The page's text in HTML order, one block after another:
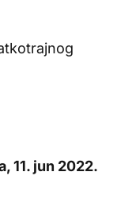
11. jun 2022.